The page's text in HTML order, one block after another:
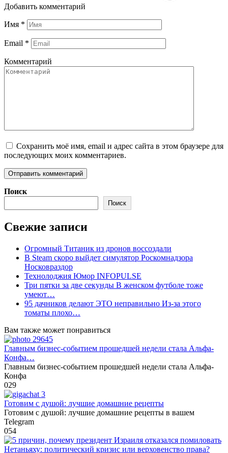
Добавить комментарий
Имя *
Email *
Комментарий
Сохранить моё имя, email и адрес сайта в этом браузере для
последующих моих комментариев.
Поиск
Поиск
Свежие записи
Огромный Титаник из дронов воссоздали
В Steam скоро выйдет симулятор Роскомнадзора
Носковраздор
Технолоджия Юмор INFOPULSE
Три пятки за две секунды В женском футболе тоже
умеют…
95 дачников делают ЭТО неправильно Из-за этого
томаты плохо…
Вам также может понравиться
Главным бизнес-событием прошедшей недели стала Альфа-
Конфа…
Главным бизнес-событием прошедшей недели стала Альфа-
Конфа
029
Готовим с душой: лучшие домашние рецепты
Готовим с душой: лучшие домашние рецепты в вашем
Telegram
054